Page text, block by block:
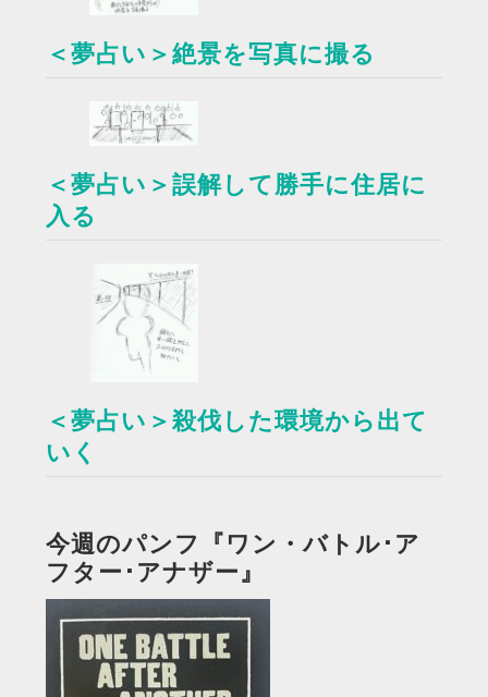
＜夢占い＞絶景を写真に撮る
＜夢占い＞誤解して勝手に住居に
入る
＜夢占い＞殺伐した環境から出て
いく
今週のパンフ『ワン・バトル･ア
フター･アナザー』